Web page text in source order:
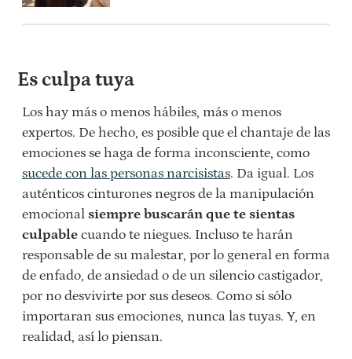
Es culpa tuya
Los hay más o menos hábiles, más o menos
expertos. De hecho, es posible que el chantaje de las
emociones se haga de forma inconsciente, como
sucede con las personas narcisistas. Da igual. Los
auténticos cinturones negros de la manipulación
emocional siempre buscarán que te sientas
culpable cuando te niegues. Incluso te harán
responsable de su malestar, por lo general en forma
de enfado, de ansiedad o de un silencio castigador,
por no desvivirte por sus deseos. Como si sólo
importaran sus emociones, nunca las tuyas. Y, en
realidad, así lo piensan.